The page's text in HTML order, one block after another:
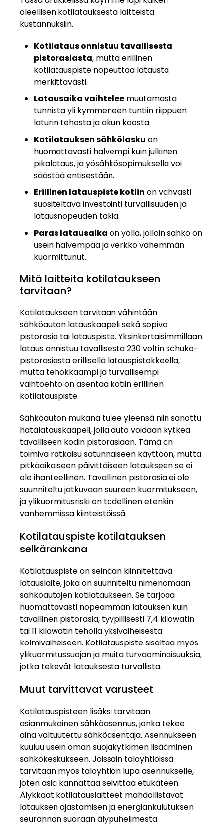
oleellisen kotilatauksesta laitteista
kustannuksiin.
Kotilataus onnistuu tavallisesta
pistorasiasta, mutta erillinen
kotilatauspiste nopeuttaa latausta
merkittävästi.
Latausaika vaihtelee muutamasta
tunnista yli kymmeneen tuntiin riippuen
laturin tehosta ja akun koosta.
Kotilatauksen sähkölasku on
huomattavasti halvempi kuin julkinen
pikalataus, ja yösähkösopimuksella voi
säästää entisestään.
Erillinen latauspiste kotiin on vahvasti
suositeltava investointi turvallisuuden ja
latausnopeuden takia.
Paras latausaika on yöllä, jolloin sähkö on
usein halvempaa ja verkko vähemmän
kuormittunut.
Mitä laitteita kotilataukseen
tarvitaan?
Kotilataukseen tarvitaan vähintään
sähköauton latauskaapeli sekä sopiva
pistorasia tai latauspiste. Yksinkertaisimmillaan
lataus onnistuu tavallisesta 230 voltin schuko-
pistorasiasta erillisellä latauspistokkeella,
mutta tehokkaampi ja turvallisempi
vaihtoehto on asentaa kotiin erillinen
kotilatauspiste.
Sähköauton mukana tulee yleensä niin sanottu
hätälatauskaapeli, jolla auto voidaan kytkeä
tavalliseen kodin pistorasiaan. Tämä on
toimiva ratkaisu satunnaiseen käyttöön, mutta
pitkäaikaiseen päivittäiseen lataukseen se ei
ole ihanteellinen. Tavallinen pistorasia ei ole
suunniteltu jatkuvaan suureen kuormitukseen,
ja ylikuormitusriski on todellinen etenkin
vanhemmissa kiinteistöissä.
Kotilatauspiste kotilatauksen
selkärankana
Kotilatauspiste on seinään kiinnitettävä
latauslaite, joka on suunniteltu nimenomaan
sähköautojen kotilataukseen. Se tarjoaa
huomattavasti nopeamman latauksen kuin
tavallinen pistorasia, tyypillisesti 7,4 kilowatin
tai 11 kilowatin teholla yksivaiheisesta
kolmivaiheiseen. Kotilatauspiste sisältää myös
ylikuormitussuojan ja muita turvaominaisuuksia,
jotka tekevät latauksesta turvallista.
Muut tarvittavat varusteet
Kotilatauspisteen lisäksi tarvitaan
asianmukainen sähköasennus, jonka tekee
aina valtuutettu sähköasentaja. Asennukseen
kuuluu usein oman suojakytkimen lisääminen
sähkökeskukseen. Joissain taloyhtiöissä
tarvitaan myös taloyhtiön lupa asennukselle,
joten asia kannattaa selvittää etukäteen.
Älykkäät kotilatauslaitteet mahdollistavat
latauksen ajastamisen ja energiankulutuksen
seurannan suoraan älypuhelimesta.